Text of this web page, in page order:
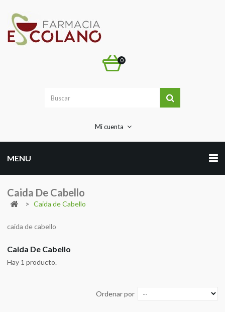
0
Mi cuenta
MENU
Caida De Cabello
> Caida de Cabello
caida de cabello
Caida De Cabello
Hay 1 producto.
Ordenar por